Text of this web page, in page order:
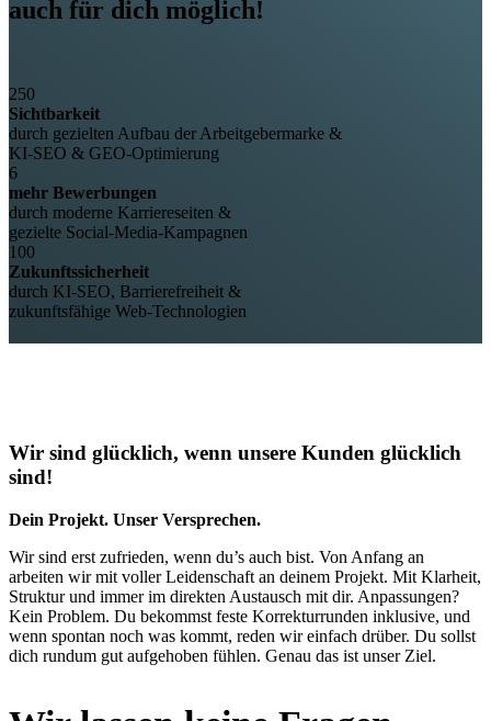
auch für dich möglich!
250
Sichtbarkeit
durch gezielten Aufbau der Arbeitgebermarke &
KI-SEO & GEO-Optimierung
6
mehr Bewerbungen
durch moderne Karriereseiten &
gezielte Social-Media-Kampagnen
100
Zukunftssicherheit
durch KI-SEO, Barrierefreiheit &
zukunftsfähige Web-Technologien
Wir sind glücklich, wenn unsere Kunden glücklich
sind!
Dein Projekt. Unser Versprechen.
Wir sind erst zufrieden, wenn du’s auch bist. Von Anfang an
arbeiten wir mit voller Leidenschaft an deinem Projekt. Mit Klarheit,
Struktur und immer im direkten Austausch mit dir. Anpassungen?
Kein Problem. Du bekommst feste Korrekturrunden inklusive, und
wenn spontan noch was kommt, reden wir einfach drüber. Du sollst
dich rundum gut aufgehoben fühlen. Genau das ist unser Ziel.